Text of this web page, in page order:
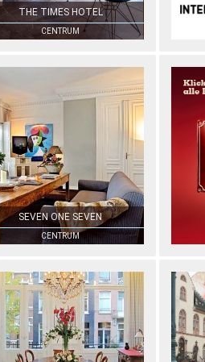
THE TIMES HOTEL
CENTRUM
SEVEN ONE SEVEN
CENTRUM